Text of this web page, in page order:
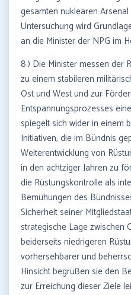
gesamten nuklearen
Untersuchung wird
an die Minister der NPG im
8.) Die Minister messen der
zu einem stabileren
Ost und West und zur
Entspannungsprozesses
spiegelt sich wider in einem
Initiativen, die im Bündnis
Weiterentwicklung von
in den achtziger Jahren zu
die Rüstungskontrolle als
Bemühungen des
Sicherheit seiner
strategische Lage zwischen
beiderseits niedrigeren
vorhersehbarer und
Hinsicht begrüßen sie den
zur Erreichung dieser Ziele